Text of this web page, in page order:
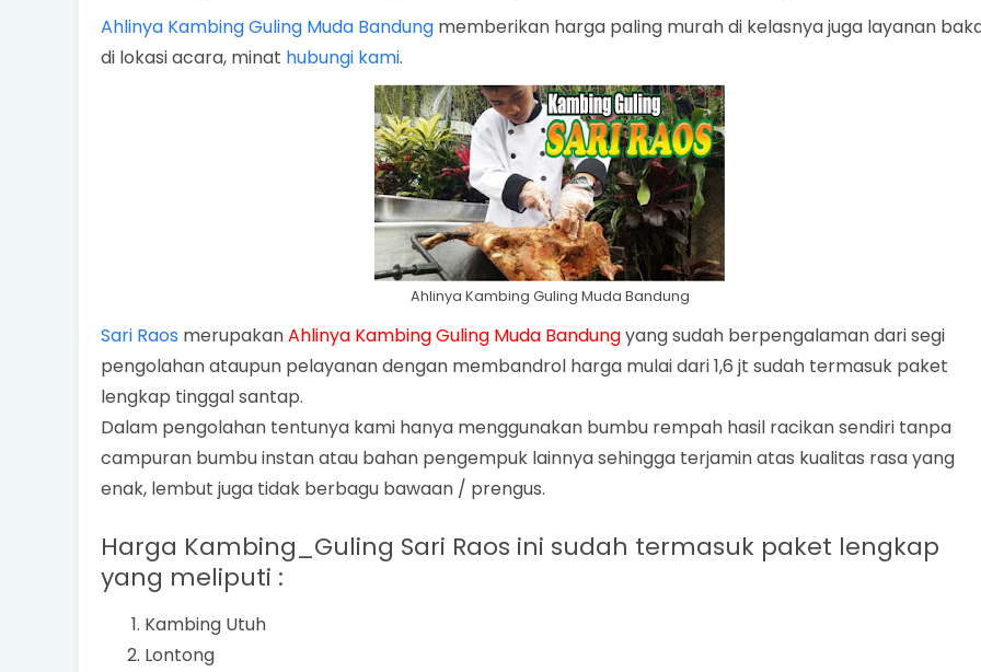
Ahlinya Kambing Guling Muda Bandung memberikan harga paling murah di kelasnya juga layanan
di lokasi acara, minat hubungi kami.
Ahlinya Kambing Guling Muda Bandung
Sari Raos merupakanAhlinya Kambing Guling Muda Bandungyang sudah berpengalaman dari segi
pengolahan ataupun pelayanan dengan membandrol harga mulai dari 1,6 jt sudah termasuk paket
lengkap tinggal santap.
Dalam pengolahan tentunya kami hanya menggunakan bumbu rempah hasil racikan sendiri tanpa
campuran bumbu instan atau bahan pengempuk lainnya sehingga terjamin atas kualitas rasa yang
enak, lembut juga tidak berbagu bawaan / prengus.
Harga Kambing_Guling Sari Raos ini sudah termasuk paket lengkap
yang meliputi :
Kambing Utuh
Lontong